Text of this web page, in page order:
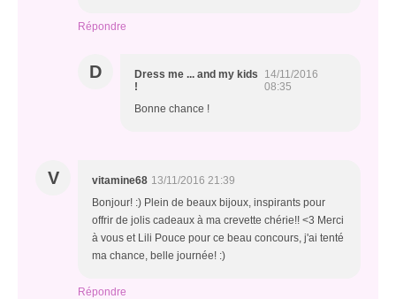
Répondre
D
Dress me ... and my kids
!
14/11/2016
08:35
Bonne chance !
V vitamine68 13/11/2016 21:39
Bonjour! :) Plein de beaux bijoux, inspirants pour
offrir de jolis cadeaux à ma crevette chérie!! <3 Merci
à vous et Lili Pouce pour ce beau concours, j'ai tenté
ma chance, belle journée! :)
Répondre